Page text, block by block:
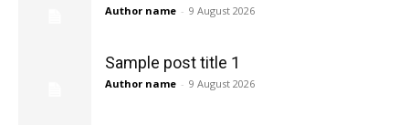
Author name - 9 August 2026
Sample post title 1
Author name - 9 August 2026